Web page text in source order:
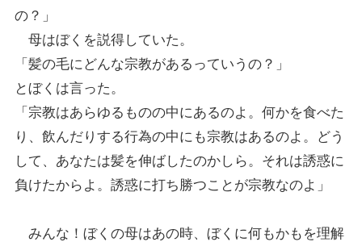
の？」
母はぼくを説得していた。
「髪の毛にどんな宗教があるっていうの？」
とぼくは言った。
「宗教はあらゆるものの中にあるのよ。何かを食べた
り、飲んだりする行為の中にも宗教はあるのよ。どう
して、あなたは髪を伸ばしたのかしら。それは誘惑に
負けたからよ。誘惑に打ち勝つことが宗教なのよ」
みんな！ぼくの母はあの時、ぼくに何もかもを理解